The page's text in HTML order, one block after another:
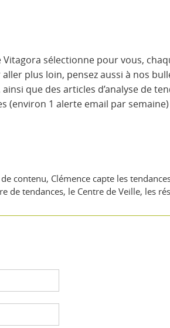
Vitagora sélectionne pour vous,
plus loin, pensez aussi à nos
que des articles d’analyse de
(environ 1 alerte email par semaine)
contenu, Clémence capte les
de tendances, le Centre de Veille, les